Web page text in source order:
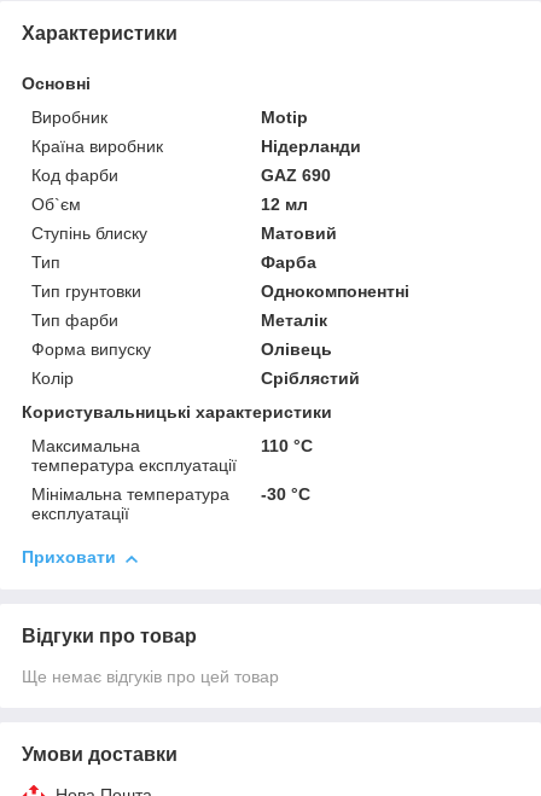
Характеристики
Основні
Виробник
Motip
Країна виробник
Нідерланди
Код фарби
GAZ 690
Об`єм
12 мл
Ступінь блиску
Матовий
Тип
Фарба
Тип грунтовки
Однокомпонентні
Тип фарби
Металік
Форма випуску
Олівець
Колір
Сріблястий
Користувальницькі характеристики
Максимальна
температура експлуатації
110 °С
Мінімальна температура
експлуатації
-30 °С
Приховати
Відгуки про товар
Ще немає відгуків про цей товар
Умови доставки